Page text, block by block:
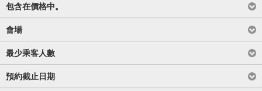
包含在價格中。
會場
最少乘客人數
預約截止日期